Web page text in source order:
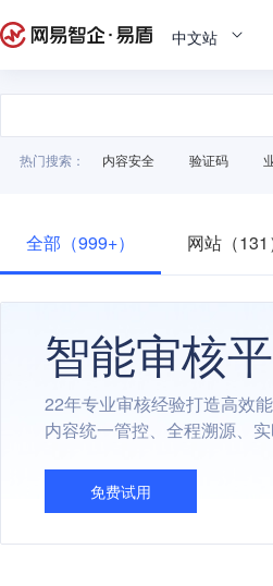
中文站
热门搜索： 内容安全 验证码
全部（999+） 网站（131
智能审核
22年专业审核经验打造高效
内容统一管控、全程溯源、
免费试用